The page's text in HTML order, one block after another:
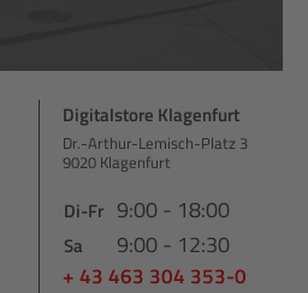
Digitalstore Klagenfurt
Dr.-Arthur-Lemisch-Platz 3
9020 Klagenfurt
Di-Fr 9:00 - 18:00
Sa 9:00 - 12:30
+ 43 463 304 353-0